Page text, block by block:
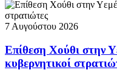
7 Αυγούστου 2026
Επίθεση Χούθι στην
κυβερνητικοί